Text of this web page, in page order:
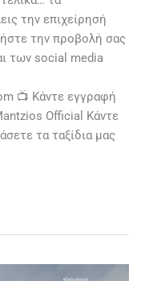
την επιχείρησή
την προβολή σας
των social media
📺 Κάντε εγγραφή
Official Κάντε
τα ταξίδια μας